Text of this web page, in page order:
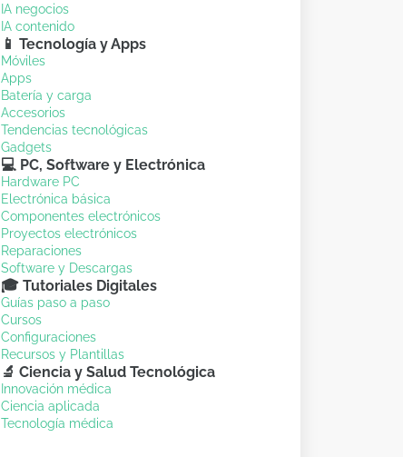
IA negocios
IA contenido
📱 Tecnología y Apps
Móviles
Apps
Batería y carga
Accesorios
Tendencias tecnológicas
Gadgets
💻 PC, Software y Electrónica
Hardware PC
Electrónica básica
Componentes electrónicos
Proyectos electrónicos
Reparaciones
Software y Descargas
🎓 Tutoriales Digitales
Guías paso a paso
Cursos
Configuraciones
Recursos y Plantillas
🔬 Ciencia y Salud Tecnológica
Innovación médica
Ciencia aplicada
Tecnología médica